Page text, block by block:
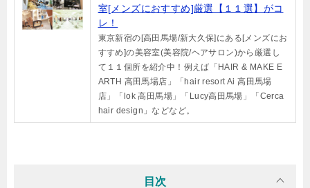
室[メンズにおすすめ]厳選【１１選】がコ
レ！
東京新宿の[高田馬場/新大久保]にある[メンズにお
すすめ]の美容室(美容院/ヘアサロン)から厳選し
て１１個所を紹介中！例えば「HAIR & MAKE E
ARTH 高田馬場店」「hair resort Ai 高田馬場
店」「lok 高田馬場」「Lucy高田馬場」「Cerca
hair design」などなど。
目次